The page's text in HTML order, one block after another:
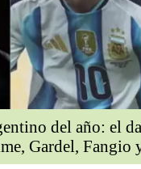
del año: el
Gardel, Fangio